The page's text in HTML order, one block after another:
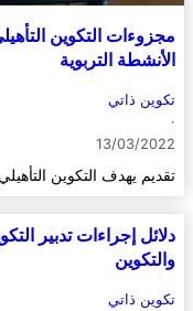
الأنشطة التربوية
تكوين ذاتي
·
13/03/2022
تقديم يهدف التكوين
دلائل إجراءات تدبير
والتكوين
تكوين ذاتي